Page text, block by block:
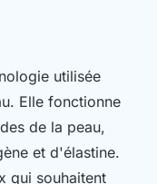
utilisée
Elle fonctionne
de la peau,
et d'élastine.
qui souhaitent